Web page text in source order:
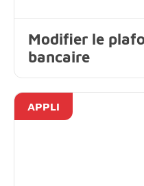
Modifier le
bancaire
APPLI